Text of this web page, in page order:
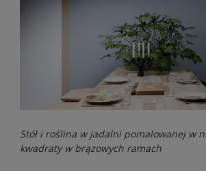
Stół i roślina w jadalni pomalowanej w
kwadraty w brązowych ramach